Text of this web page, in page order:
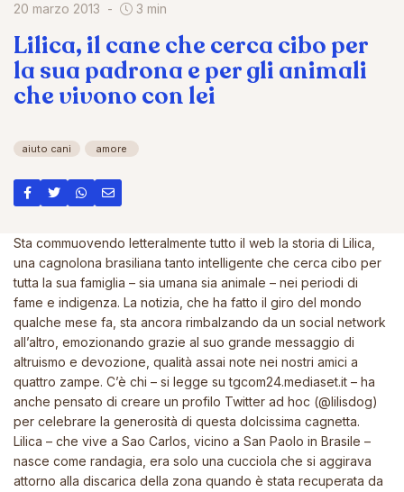
20 marzo 2013 3 min
Lilica, il cane che cerca cibo per
la sua padrona e per gli animali
che vivono con lei
aiuto cani amore
Sta commuovendo letteralmente tutto il web la storia di Lilica,
una cagnolona brasiliana tanto intelligente che cerca cibo per
tutta la sua famiglia – sia umana sia animale – nei periodi di
fame e indigenza. La notizia, che ha fatto il giro del mondo
qualche mese fa, sta ancora rimbalzando da un social network
all’altro, emozionando grazie al suo grande messaggio di
altruismo e devozione, qualità assai note nei nostri amici a
quattro zampe. C’è chi – si legge su tgcom24.mediaset.it – ha
anche pensato di creare un profilo Twitter ad hoc (@lilisdog)
per celebrare la generosità di questa dolcissima cagnetta.
Lilica – che vive a Sao Carlos, vicino a San Paolo in Brasile –
nasce come randagia, era solo una cucciola che si aggirava
attorno alla discarica della zona quando è stata recuperata da